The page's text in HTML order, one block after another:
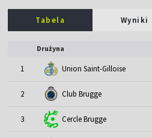
Tabela Wyniki
Drużyna
1 Union Saint-Gilloise
2 Club Brugge
3 Cercle Brugge